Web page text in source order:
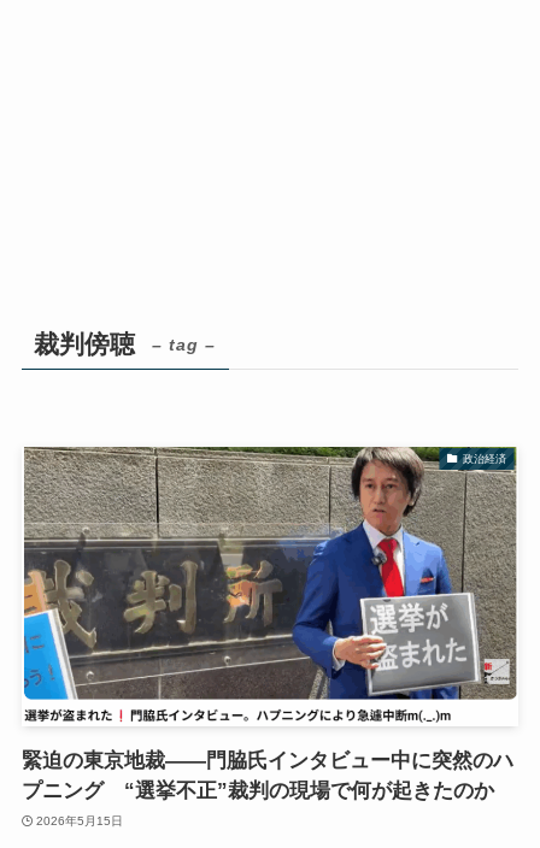
裁判傍聴 – tag –
政治経済
緊迫の東京地裁――門脇氏インタビュー中に突然のハ
プニング “選挙不正”裁判の現場で何が起きたのか
2026年5月15日